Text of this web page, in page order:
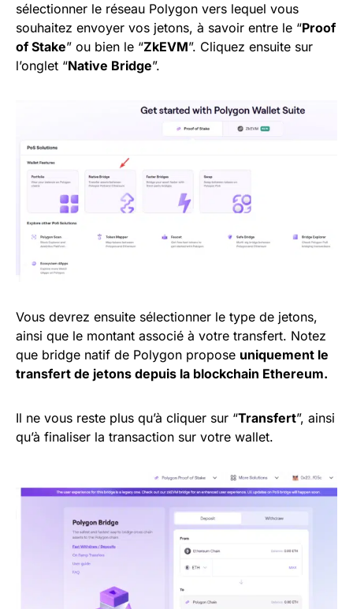
sélectionner le réseau Polygon vers lequel vous
souhaitez envoyer vos jetons, à savoir entre le “Proof
of Stake” ou bien le “ZkEVM”. Cliquez ensuite sur
l’onglet “Native Bridge”.
Vous devrez ensuite sélectionner le type de jetons,
ainsi que le montant associé à votre transfert. Notez
que bridge natif de Polygon propose uniquement le
transfert de jetons depuis la blockchain Ethereum.
Il ne vous reste plus qu’à cliquer sur “Transfert”, ainsi
qu’à finaliser la transaction sur votre wallet.